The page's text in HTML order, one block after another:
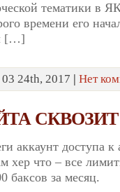
тематики в
времени его
[…]
03 24th, 2017 | Нет
СКВОЗИТ
аккаунт доступа
хер что – все
баксов за месяц.